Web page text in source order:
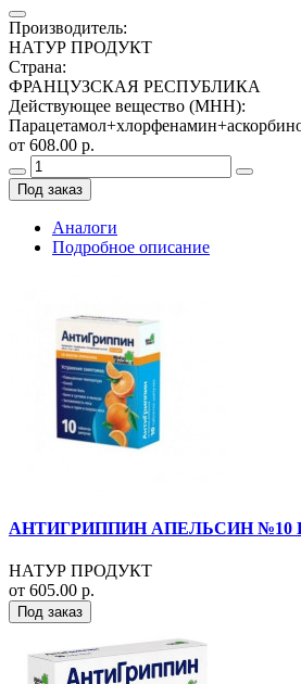
Производитель:
НАТУР ПРОДУКТ
Страна:
ФРАНЦУЗСКАЯ РЕСПУБЛИКА
Действующее вещество (МНН):
от 608.00 р.
Под заказ
Аналоги
Подробное описание
АНТИГРИППИН АПЕЛЬСИН №10
НАТУР ПРОДУКТ
от 605.00 р.
Под заказ